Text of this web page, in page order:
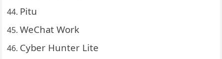
Pitu
WeChat Work
Cyber Hunter Lite